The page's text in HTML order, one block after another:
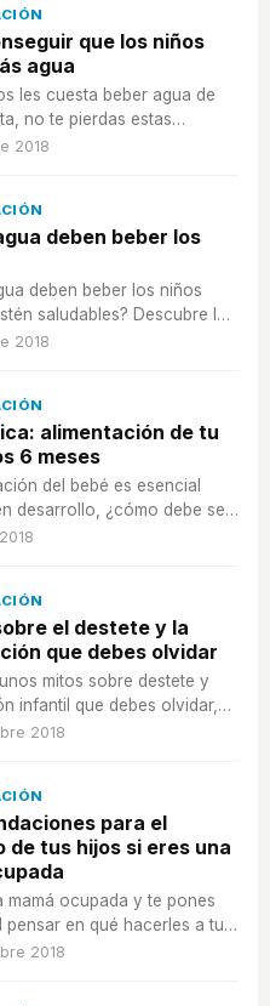
que los niños
agua
les cuesta beber agua de
no te pierdas estas
que estén bien
2018
deben beber los
deben beber los niños
saludables? Descubre la
agua que deben beber tus
2018
alimentación de tu
6 meses
del bebé es esencial
desarrollo, ¿cómo debe ser
de tu bebé con 6 meses?
el destete y la
que debes olvidar
mitos sobre destete y
infantil que debes olvidar,
de ellos.
2018
para el
de tus hijos si eres una
mamá ocupada y te pones
pensar en qué hacerles a tus
escolar...¡sigue
2018